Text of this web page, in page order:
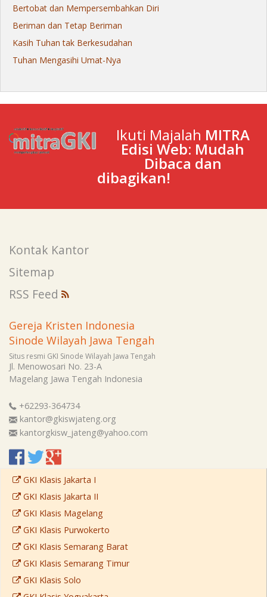
Bertobat dan Mempersembahkan Diri
Beriman dan Tetap Beriman
Kasih Tuhan tak Berkesudahan
Tuhan Mengasihi Umat-Nya
Ikuti Majalah MITRA
Edisi Web: Mudah
Dibaca dan
dibagikan!
Kontak Kantor
Sitemap
RSS Feed
Gereja Kristen Indonesia
Sinode Wilayah Jawa Tengah
Situs resmi GKI Sinode Wilayah Jawa Tengah
Jl. Menowosari No. 23-A
Magelang Jawa Tengah Indonesia
+62293-364734
kantor@gkiswjateng.org
kantorgkisw_jateng@yahoo.com
GKI Klasis Jakarta I
GKI Klasis Jakarta II
GKI Klasis Magelang
GKI Klasis Purwokerto
GKI Klasis Semarang Barat
GKI Klasis Semarang Timur
GKI Klasis Solo